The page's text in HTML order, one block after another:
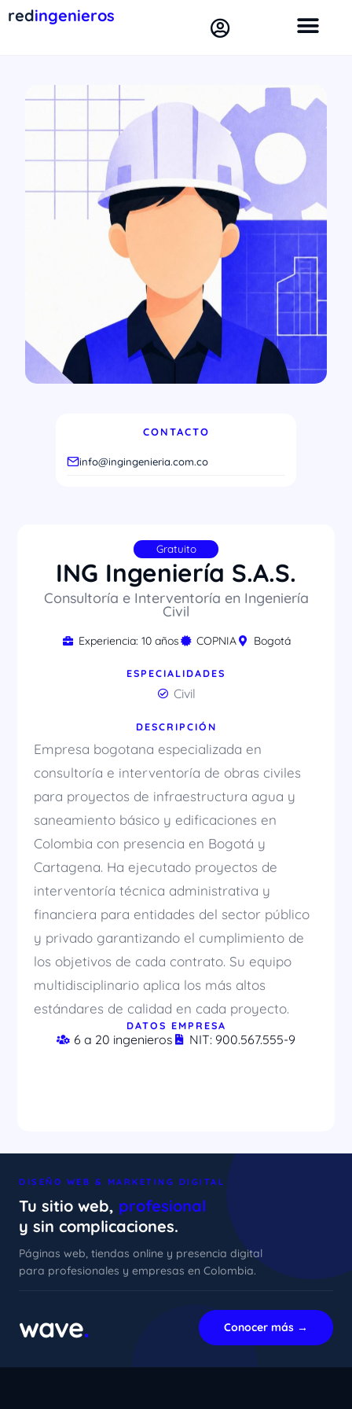
redingenieros
CONTACTO
info@ingingenieria.com.co
Gratuito
ING Ingeniería S.A.S.
Consultoría e Interventoría en Ingeniería
Civil
Experiencia: 10 años COPNIA Bogotá
ESPECIALIDADES
Civil
DESCRIPCIÓN
Empresa bogotana especializada en
consultoría e interventoría de obras civiles
para proyectos de infraestructura agua y
saneamiento básico y edificaciones en
Colombia con presencia en Bogotá y
Cartagena. Ha ejecutado proyectos de
interventoría técnica administrativa y
financiera para entidades del sector público
y privado garantizando el cumplimiento de
los objetivos de cada contrato. Su equipo
multidisciplinario aplica los más altos
estándares de calidad en cada proyecto.
DATOS EMPRESA
6 a 20 ingenieros NIT: 900.567.555-9
DISEÑO WEB & MARKETING DIGITAL
Tu sitio web, profesional
y sin complicaciones.
Páginas web, tiendas online y presencia digital
para profesionales y empresas en Colombia.
wave. Conocer más →
xImenA